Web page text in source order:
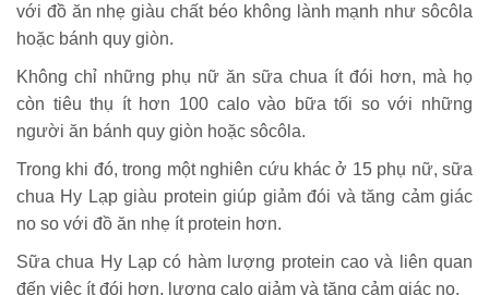
với đồ ăn nhẹ giàu chất béo không lành mạnh như sôcôla
hoặc bánh quy giòn.
Không chỉ những phụ nữ ăn sữa chua ít đói hơn, mà họ
còn tiêu thụ ít hơn 100 calo vào bữa tối so với những
người ăn bánh quy giòn hoặc sôcôla.
Trong khi đó, trong một nghiên cứu khác ở 15 phụ nữ, sữa
chua Hy Lạp giàu protein giúp giảm đói và tăng cảm giác
no so với đồ ăn nhẹ ít protein hơn.
Sữa chua Hy Lạp có hàm lượng protein cao và liên quan
đến việc ít đói hơn, lượng calo giảm và tăng cảm giác no.